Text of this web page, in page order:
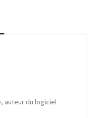
auteur du logiciel